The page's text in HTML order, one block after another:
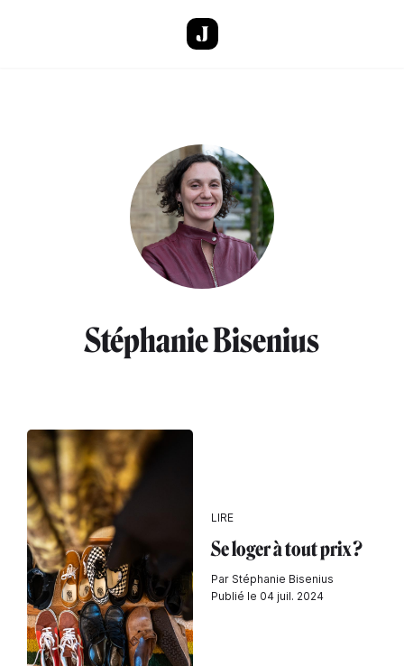
Stéphanie Bisenius
LIRE
Se loger à tout prix ?
Par Stéphanie Bisenius
Publié le 04 juil. 2024